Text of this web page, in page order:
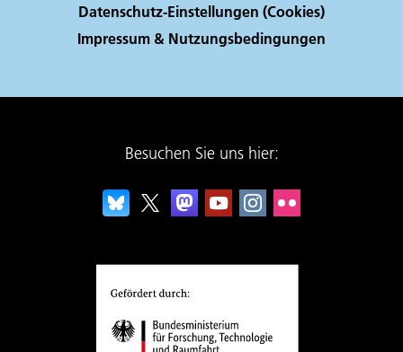
Datenschutz-Einstellungen (Cookies)
Impressum & Nutzungsbedingungen
Besuchen Sie uns hier: